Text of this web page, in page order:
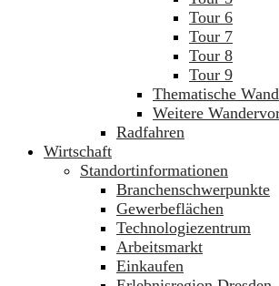
Tour 6
Tour 7
Tour 8
Tour 9
Thematische
Weitere
Radfahren
Wirtschaft
Standortinformationen
Branchenschwerpunkte
Gewerbeflächen
Technologiezentrum
Arbeitsmarkt
Einkaufen